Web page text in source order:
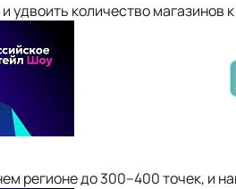
количество магазинов
регионе до 300–400 точек, и